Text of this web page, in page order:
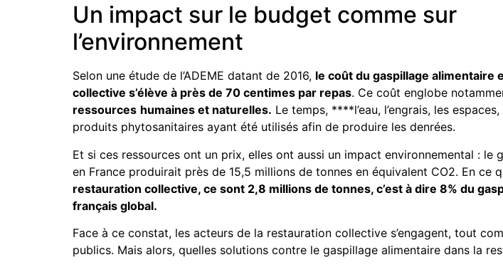
Un impact sur le budget comme sur
l’environnement
Selon une étude de l’ADEME datant de 2016, le coût du gaspillage alimentaire
collective s’élève à près de 70 centimes par repas. Ce coût englobe
ressources humaines et naturelles. Le temps, ****l’eau, l’engrais, les
produits phytosanitaires ayant été utilisés afin de produire les denrées.
Et si ces ressources ont un prix, elles ont aussi un impact environnemental : le
en France produirait près de 15,5 millions de tonnes en équivalent CO2. En ce
restauration collective, ce sont 2,8 millions de tonnes, c’est à dire 8% du
français global.
Face à ce constat, les acteurs de la restauration collective s’engagent, tout
publics. Mais alors, quelles solutions contre le gaspillage alimentaire dans la